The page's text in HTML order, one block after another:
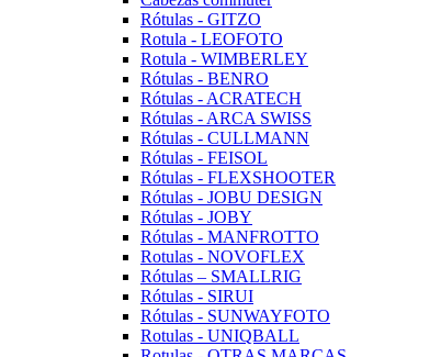
Rótulas - GITZO
Rotula - LEOFOTO
Rotula - WIMBERLEY
Rótulas - BENRO
Rótulas - ACRATECH
Rótulas - ARCA SWISS
Rótulas - CULLMANN
Rótulas - FEISOL
Rótulas - FLEXSHOOTER
Rótulas - JOBU DESIGN
Rótulas - JOBY
Rótulas - MANFROTTO
Rotulas - NOVOFLEX
Rótulas – SMALLRIG
Rótulas - SIRUI
Rótulas - SUNWAYFOTO
Rotulas - UNIQBALL